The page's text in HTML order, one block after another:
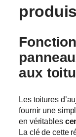
aux
Les toitures
fournir une
en véritables
La clé de cette